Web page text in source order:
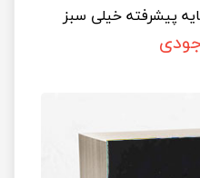
پیشرفته خیلی سبز